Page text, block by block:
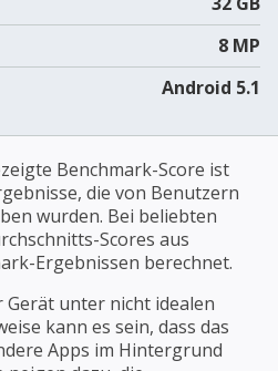
8 MP
Android 5.1
Benchmark-Score ist
die von Benutzern
wurden. Bei beliebten
Scores aus
Ergebnissen berechnet.
unter nicht idealen
kann es sein, dass das
Apps im Hintergrund